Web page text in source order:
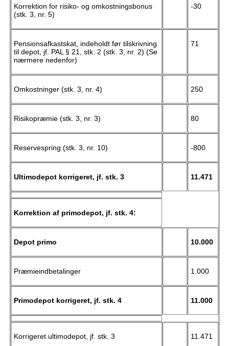
Korrektion for risiko- og omkostningsbonus
(stk. 3, nr. 5)
-30
Pensionsafkastskat, indeholdt før tilskrivning
til depot, jf. PAL § 21, stk. 2 (stk. 3, nr. 2) (Se
nærmere nedenfor)
71
Omkostninger (stk. 3, nr. 4) 250
Risikopræmie (stk. 3, nr. 3) 80
Reservespring (stk. 3, nr. 10) -800
Ultimodepot korrigeret, jf. stk. 3 11.471
Korrektion af primodepot, jf. stk. 4:
Depot primo 10.000
Præmieindbetalinger 1.000
Primodepot korrigeret, jf. stk. 4 11.000
Korrigeret ultimodepot, jf. stk. 3 11.471